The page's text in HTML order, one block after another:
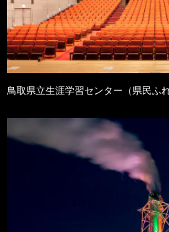
鳥取県立生涯学習センター（県民ふ